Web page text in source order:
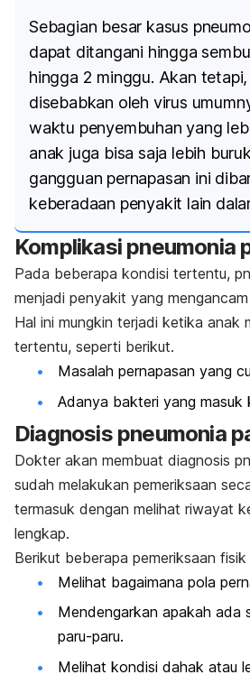
Sebagian besar kasus
dapat ditangani hingga
hingga 2 minggu. Akan
disebabkan oleh virus
waktu penyembuhan yang
anak juga bisa saja lebih
gangguan pernapasan ini
keberadaan penyakit lain
Komplikasi pneumonia
Pada beberapa kondisi tertentu,
menjadi penyakit yang
Hal ini mungkin terjadi ketika anak
tertentu, seperti berikut.
Masalah pernapasan yang
Adanya bakteri yang masuk
Diagnosis pneumonia
Dokter akan membuat diagnosis
sudah melakukan pemeriksaan
termasuk dengan melihat riwayat
lengkap.
Berikut beberapa pemeriksaan
Melihat bagaimana pola
Mendengarkan apakah ada
paru-paru.
Melihat kondisi dahak atau